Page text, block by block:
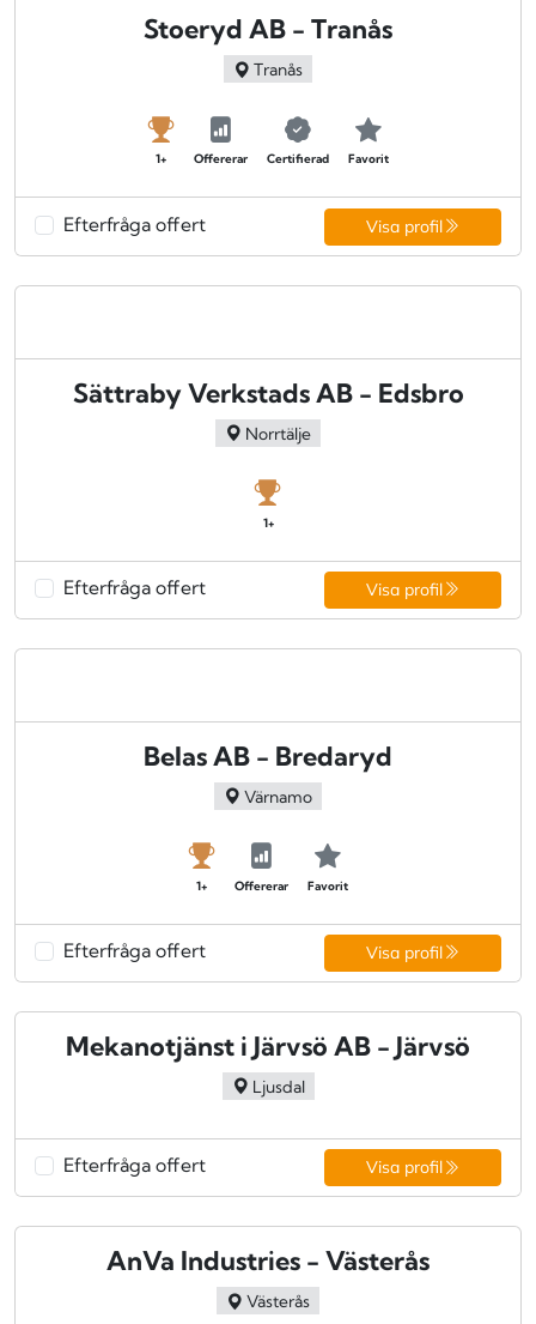
Stoeryd AB - Tranås
Tranås
1+ Offererar Certifierad Favorit
Efterfråga offert Visa profil
Sättraby Verkstads AB - Edsbro
Norrtälje
1+
Efterfråga offert Visa profil
Belas AB - Bredaryd
Värnamo
1+ Offererar Favorit
Efterfråga offert Visa profil
Mekanotjänst i Järvsö AB - Järvsö
Ljusdal
Efterfråga offert Visa profil
AnVa Industries - Västerås
Västerås